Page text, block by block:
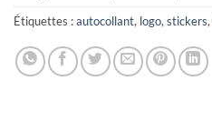
Étiquettes :autocollant, logo, stickers,